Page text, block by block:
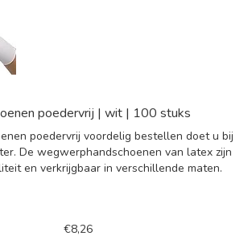
poedervrij | wit | 100 stuks
poedervrij voordelig bestellen doet u bij
De wegwerphandschoenen van latex zijn
en verkrijgbaar in verschillende maten.
€8,26